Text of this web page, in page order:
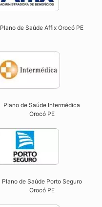
Plano de Saúde Affix Orocó PE​
Plano de Saúde Intermédica
Orocó PE​
Plano de Saúde Porto Seguro
Orocó PE​